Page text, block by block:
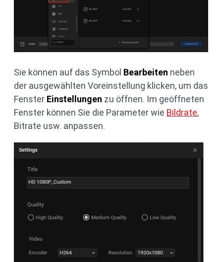
Sie können auf das Symbol Bearbeiten neben
der ausgewählten Voreinstellung klicken, um das
Fenster Einstellungen zu öffnen. Im geöffneten
Fenster können Sie die Parameter wie Bildrate,
Bitrate usw. anpassen.